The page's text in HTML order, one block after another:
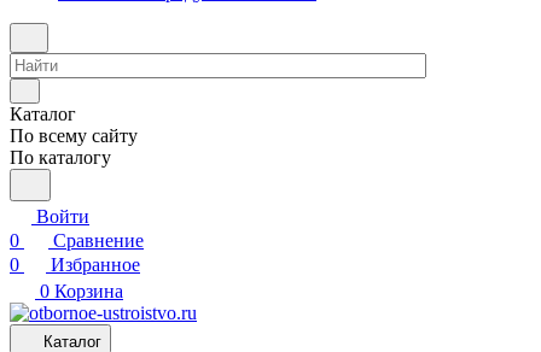
Каталог
По всему сайту
По каталогу
Войти
0
Сравнение
0
Избранное
0 Корзина
Каталог